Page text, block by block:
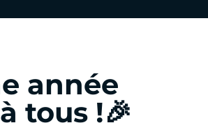
année
tous !🎉